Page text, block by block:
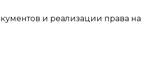
и реализации права на